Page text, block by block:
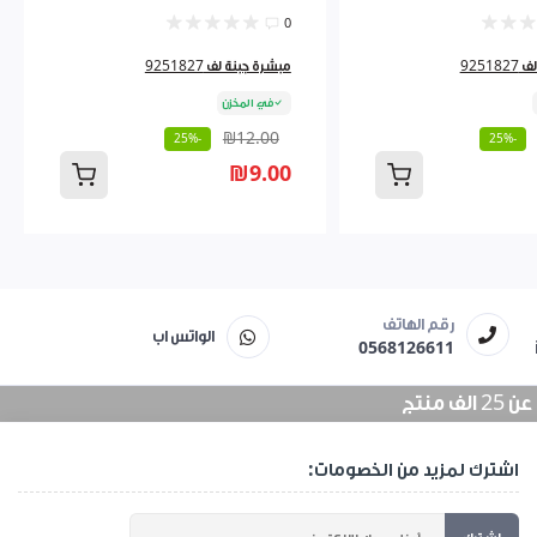
-25%
0
مبشرة جبنة لف 9251827
في المخزن
₪12.00
-25%
₪9.00
رقم الهاتف
0568126611
الواتس اب
اشترك لمزيد من الخصومات: